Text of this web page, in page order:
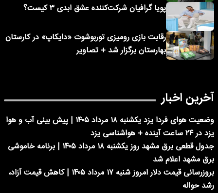
پویا گرافیان شرکت‌کننده عشق ابدی ۳ کیست؟
رقابت بازی رومیزی توربوشوت «دایکاپ» در کارستان
بهارستان برگزار شد + تصاویر
آخرین اخبار
وضعیت هوای فردا یزد یکشنبه ۱۸ مرداد ۱۴۰۵ | پیش بینی آب و هوا
یزد در ۲۴ ساعت آینده + هواشناسی یزد
جدول قطعی برق مشهد روز یکشنبه ۱۸ مرداد ۱۴۰۵ | برنامه خاموشی
برق مشهد اعلام شد
بروزرسانی قیمت دلار امروز شنبه ۱۷ مرداد ۱۴۰۵ | کاهش قیمت آزاد،
رشد حواله